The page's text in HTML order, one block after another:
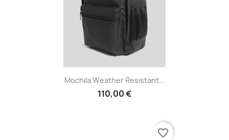
Mochila Weather Resistant...
110,00 €
favorite_border